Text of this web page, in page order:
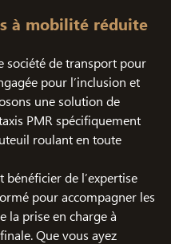
à mobilité réduite
société de transport pour
pour l’inclusion et
une solution de
PMR spécifiquement
roulant en toute
bénéficier de l’expertise
pour accompagner les
la prise en charge à
Que vous ayez